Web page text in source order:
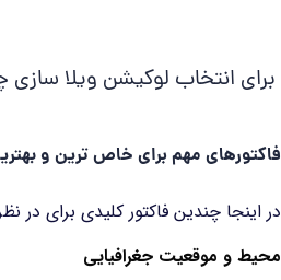
برای انتخاب لوکیشن ویلا سازی
فاکتورهای مهم برای خاص ترین و
در اینجا چندین فاکتور کلیدی برای در
محیط و موقعیت جغرافیایی